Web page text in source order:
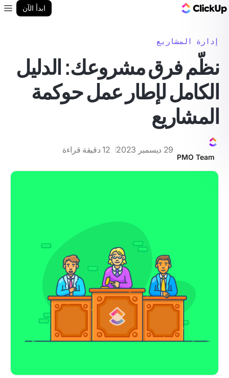
ابدأ الآن
إدارة المشاريع
نظّم فرق مشروعك: الدليل
الكامل لإطار عمل حوكمة
المشاريع
PMO Team
29 ديسمبر 2023 12 دقيقة قراءة